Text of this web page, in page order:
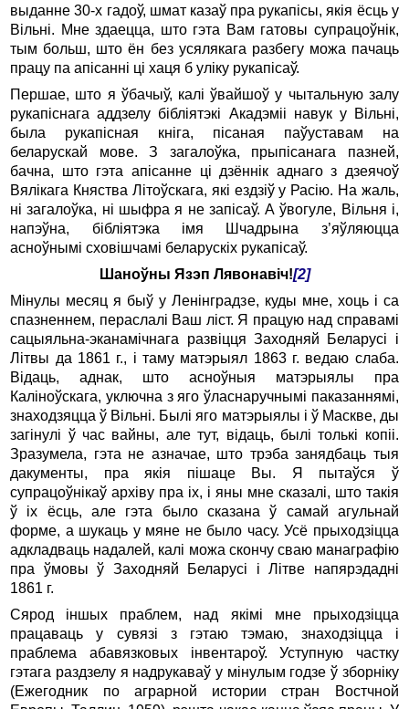
выданне 30-х гадоў, шмат казаў пра рукапісы, якія ёсць у
Вільні. Мне здаецца, што гэта Вам гатовы супрацоўнік,
тым больш, што ён без усялякага разбегу можа пачаць
працу па апісанні ці хаця б уліку рукапісаў.
Першае, што я ўбачыў, калі ўвайшоў у чытальную залу
рукапіснага аддзелу бібліятэкі Акадэміі навук у Вільні,
была рукапісная кніга, пісаная паўуставам на
беларускай мове. З загалоўка, прыпісанага пазней,
бачна, што гэта апісанне ці дзённік аднаго з дзеячоў
Вялікага Княства Літоўскага, які ездзіў у Расію. На жаль,
ні загалоўка, ні шыфра я не запісаў. А ўвогуле, Вільня і,
напэўна, бібліятэка імя Шчадрына з’яўляюцца
асноўнымі сховішчамі беларускіх рукапісаў.
Шаноўны Язэп Лявонавіч![2]
Мінулы месяц я быў у Ленінградзе, куды мне, хоць і са
спазненнем, пераслалі Ваш ліст. Я працую над справамі
сацыяльна-эканамічнага развіцця Заходняй Беларусі і
Літвы да 1861 г., і таму матэрыял 1863 г. ведаю слаба.
Відаць, аднак, што асноўныя матэрыялы пра
Каліноўскага, уключна з яго ўласнаручнымі паказаннямі,
знаходзяцца ў Вільні. Былі яго матэрыялы і ў Маскве, ды
загінулі ў час вайны, але тут, відаць, былі толькі копіі.
Зразумела, гэта не азначае, што трэба занядбаць тыя
дакументы, пра якія пішаце Вы. Я пытаўся ў
супрацоўнікаў архіву пра іх, і яны мне сказалі, што такія
ў іх ёсць, але гэта было сказана ў самай агульнай
форме, а шукаць у мяне не было часу. Усё прыходзіцца
адкладваць надалей, калі можа скончу сваю манаграфію
пра ўмовы ў Заходняй Беларусі і Літве напярэдадні
1861 г.
Сярод іншых праблем, над якімі мне прыходзіцца
працаваць у сувязі з гэтаю тэмаю, знаходзіцца і
праблема абавязковых інвентароў. Уступную частку
гэтага раздзелу я надрукаваў у мінулым годзе ў зборніку
(Ежегодник по аграрной истории стран Востчной